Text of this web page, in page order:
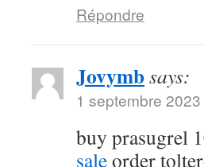
Répondre
Jovymbsays:
1 septembre
buy prasugrel
saleorder